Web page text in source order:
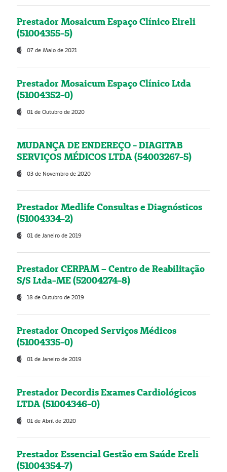
Prestador Mosaicum Espaço Clínico Eireli
(51004355-5)
07 de Maio de 2021
Prestador Mosaicum Espaço Clínico Ltda
(51004352-0)
01 de Outubro de 2020
MUDANÇA DE ENDEREÇO - DIAGITAB
SERVIÇOS MÉDICOS LTDA (54003267-5)
03 de Novembro de 2020
Prestador Medlife Consultas e Diagnósticos
(51004334-2)
01 de Janeiro de 2019
Prestador CERPAM – Centro de Reabilitação
S/S Ltda-ME (52004274-8)
18 de Outubro de 2019
Prestador Oncoped Serviços Médicos
(51004335-0)
01 de Janeiro de 2019
Prestador Decordis Exames Cardiológicos
LTDA (51004346-0)
01 de Abril de 2020
Prestador Essencial Gestão em Saúde Ereli
(51004354-7)